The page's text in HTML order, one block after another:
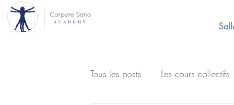
Tous les posts Les cours collectifs